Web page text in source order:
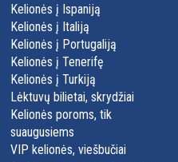
Kelionės į Ispaniją
Kelionės į Italiją
Kelionės į Portugaliją
Kelionės į Tenerifę
Kelionės į Turkiją
Lėktuvų bilietai, skrydžiai
Kelionės poroms, tik
suaugusiems
VIP kelionės, viešbučiai